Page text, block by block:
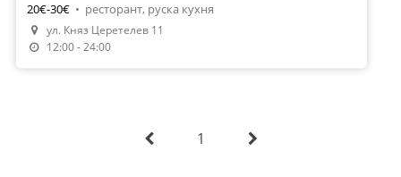
Направи Резервация
20€-30€ • ресторант, руска кухня
ул. Княз Церетелев 11
12:00 - 24:00
1